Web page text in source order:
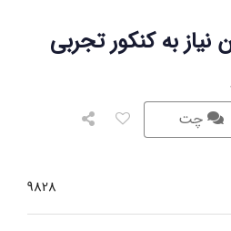
به کنکور تجربی
چت
9828